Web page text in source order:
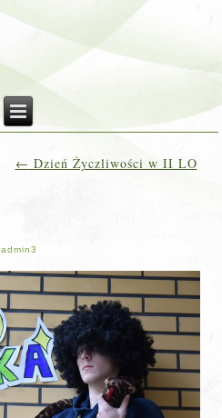
← Dzień Życzliwości w II LO
admin3